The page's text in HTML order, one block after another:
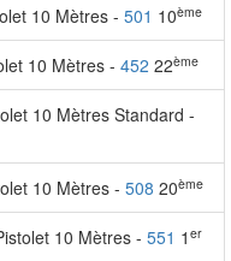
10 Mètres - 501 10ème
10 Mètres - 452 22ème
10 Mètres Standard -
10 Mètres - 508 20ème
10 Mètres - 551 1 er